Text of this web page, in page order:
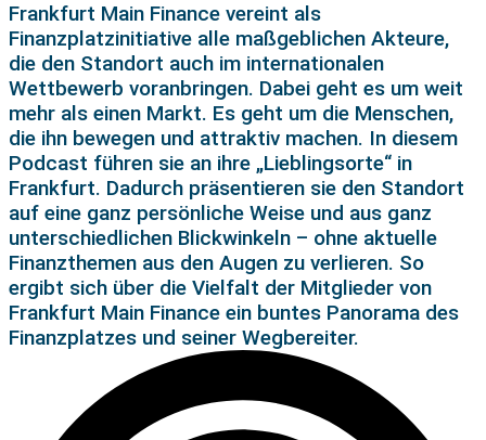
Frankfurt Main Finance vereint als
Finanzplatzinitiative alle maßgeblichen Akteure,
die den Standort auch im internationalen
Wettbewerb voranbringen. Dabei geht es um weit
mehr als einen Markt. Es geht um die Menschen,
die ihn bewegen und attraktiv machen. In diesem
Podcast führen sie an ihre „Lieblingsorte“ in
Frankfurt. Dadurch präsentieren sie den Standort
auf eine ganz persönliche Weise und aus ganz
unterschiedlichen Blickwinkeln – ohne aktuelle
Finanzthemen aus den Augen zu verlieren. So
ergibt sich über die Vielfalt der Mitglieder von
Frankfurt Main Finance ein buntes Panorama des
Finanzplatzes und seiner Wegbereiter.